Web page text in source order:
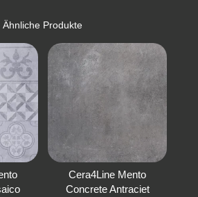
Ähnliche Produkte
Cera4Line Mento
Concrete Antraciet